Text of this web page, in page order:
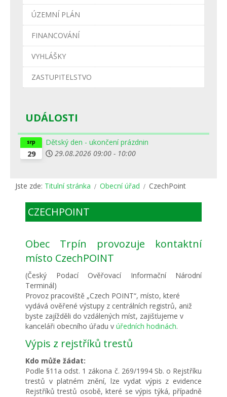
ÚZEMNÍ PLÁN
FINANCOVÁNÍ
VYHLÁŠKY
ZASTUPITELSTVO
UDÁLOSTI
29
srp
Dětský den - ukončení prázdnin
29.08.2026 09:00 - 10:00
Jste zde: Titulní stránka Obecní úřad CzechPoint
CZECHPOINT
Obec Trpín provozuje kontaktní
místo CzechPOINT
(Český Podací Ověřovací Informační Národní
Terminál)
Provoz pracoviště „Czech POINT“, místo, které
vydává ověřené výstupy z centrálních registrů, aniž
byste zajížděli do vzdálených míst, zajišťujeme v
kanceláři obecního úřadu v úředních hodinách.
Výpis z rejstříků trestů
Kdo může žádat:
Podle §11a odst. 1 zákona č. 269/1994 Sb. o Rejstříku
trestů v platném znění, lze vydat výpis z evidence
Rejstříků trestů osobě, které se výpis týká, případně